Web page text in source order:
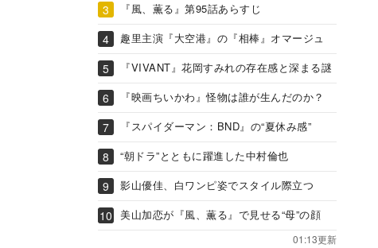
『風、薫る』第95話あらすじ
趣里主演『大空港』の『相棒』オマージュ
『VIVANT』花岡すみれの存在感と深まる謎
『映画ちいかわ』怪物は誰が生んだのか？
『スパイダーマン：BND』の“夏休み感”
“朝ドラ”とともに躍進した中村倫也
影山優佳、白ワンピ姿でスタイル際立つ
美山加恋が『風、薫る』で見せる“母”の顔
01:13更新